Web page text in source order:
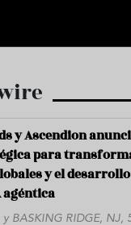
y Ascendion
para
y el
agéntica
y BASKING RIDGE, NJ,